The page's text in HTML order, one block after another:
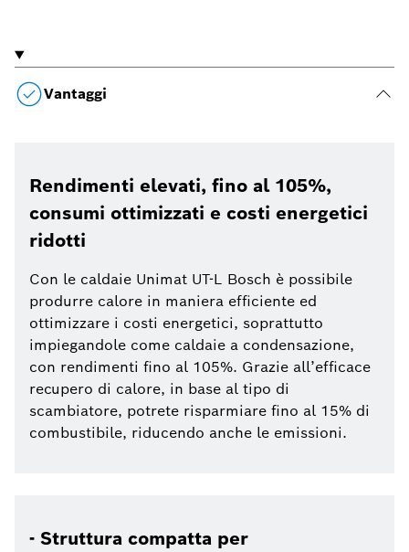
Vantaggi
Rendimenti elevati, fino al 105%,
consumi ottimizzati e costi energetici
ridotti
Con le caldaie Unimat UT-L Bosch è possibile
produrre calore in maniera efficiente ed
ottimizzare i costi energetici, soprattutto
impiegandole come caldaie a condensazione,
con rendimenti fino al 105%. Grazie all’efficace
recupero di calore, in base al tipo di
scambiatore, potrete risparmiare fino al 15% di
combustibile, riducendo anche le emissioni.
- Struttura compatta per